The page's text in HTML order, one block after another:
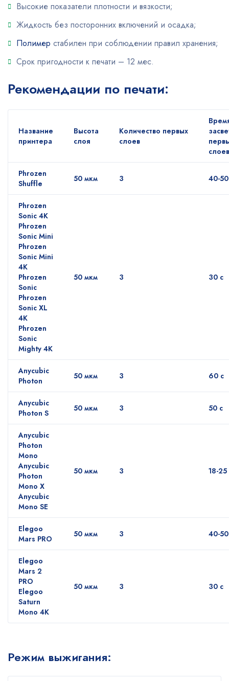
Высокие показатели плотности и вязкости;
Жидкость без посторонних включений и осадка;
Полимер стабилен при соблюдении правил хранения;
Срок пригодности к печати – 12 мес.
Рекомендации по печати:
Название
принтера
Высота
слоя
Количество первых
слоев
слоев
Phrozen
Shuffle
50 мкм 3 40-
Phrozen
Sonic 4K
Phrozen
Sonic Mini
Phrozen
Sonic Mini
4K
Phrozen
Sonic
Phrozen
Sonic XL
4K
Phrozen
Sonic
Mighty 4K
50 мкм 3 30 с
Anycubic
Photon
50 мкм 3 60 с
Anycubic
Photon S
50 мкм 3 50 с
Anycubic
Photon
Mono
Anycubic
Photon
Mono X
Anycubic
Mono SE
50 мкм 3 18-25
Elegoo
Mars PRO
50 мкм 3 40-
Elegoo
Mars 2
PRO
Elegoo
Saturn
Mono 4K
50 мкм 3 30 с
Режим выжигания: